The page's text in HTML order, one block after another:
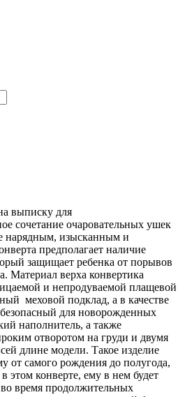
выписку для
сочетание очаровательных ушек
нарядным, изысканным и
предполагает наличие
защищает ребенка от порывов
Материал верха конвертика
и непродуваемой плащевой
меховой подклад, а в качестве
безопасный для новорожденных
наполнитель, а также
отворотом на груди и двумя
длине модели. Такое изделие
от самого рождения до полугода,
этом конверте, ему в нем будет
время продолжительных